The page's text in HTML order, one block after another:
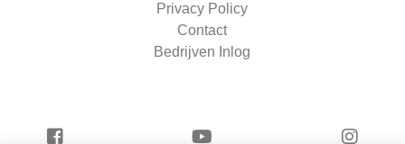
Privacy Policy
Contact
Bedrijven Inlog